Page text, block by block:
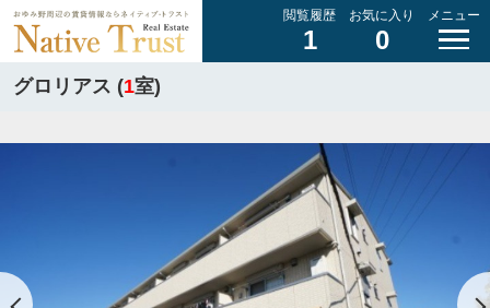
閲覧履歴
1
お気に入り
0
メニュー
グロリアス (1室)